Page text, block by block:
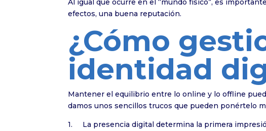
Al igual que ocurre en el “mundo físico”, es
efectos, una buena reputación.
¿Cómo
identidad
Mantener el equilibrio entre lo online y lo offline
damos unos sencillos trucos que pueden ponértelo
1. La presencia digital determina la primera